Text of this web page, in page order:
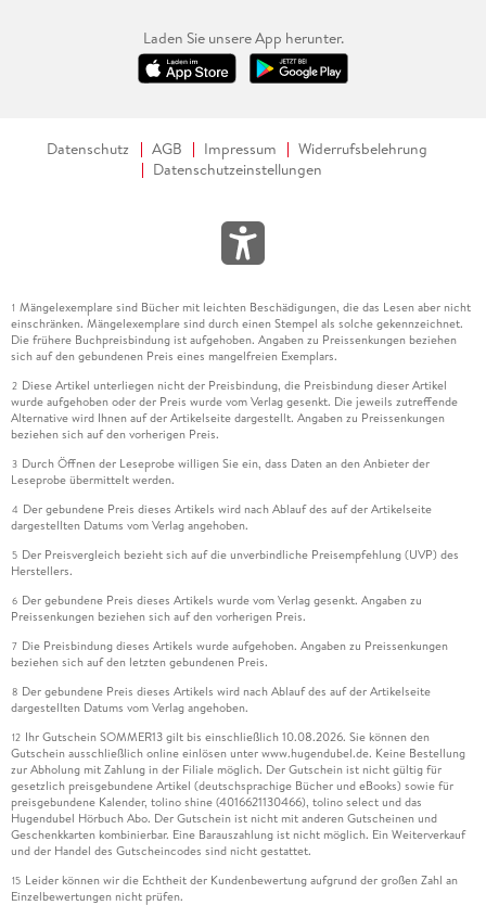
Laden Sie unsere App herunter.
Datenschutz AGB Impressum
Widerrufsbelehrung
Datenschutzeinstellungen
1 Mängelexemplare sind Bücher mit leichten Beschädigungen, die das Lesen aber nicht
einschränken. Mängelexemplare sind durch einen Stempel als solche gekennzeichnet.
Die frühere Buchpreisbindung ist aufgehoben. Angaben zu Preissenkungen beziehen
sich auf den gebundenen Preis eines mangelfreien Exemplars.
2 Diese Artikel unterliegen nicht der Preisbindung, die Preisbindung dieser Artikel
wurde aufgehoben oder der Preis wurde vom Verlag gesenkt. Die jeweils zutreffende
Alternative wird Ihnen auf der Artikelseite dargestellt. Angaben zu Preissenkungen
beziehen sich auf den vorherigen Preis.
3 Durch Öffnen der Leseprobe willigen Sie ein, dass Daten an den Anbieter der
Leseprobe übermittelt werden.
4 Der gebundene Preis dieses Artikels wird nach Ablauf des auf der Artikelseite
dargestellten Datums vom Verlag angehoben.
5 Der Preisvergleich bezieht sich auf die unverbindliche Preisempfehlung (UVP) des
Herstellers.
6 Der gebundene Preis dieses Artikels wurde vom Verlag gesenkt. Angaben zu
Preissenkungen beziehen sich auf den vorherigen Preis.
7 Die Preisbindung dieses Artikels wurde aufgehoben. Angaben zu Preissenkungen
beziehen sich auf den letzten gebundenen Preis.
8 Der gebundene Preis dieses Artikels wird nach Ablauf des auf der Artikelseite
dargestellten Datums vom Verlag angehoben.
12 Ihr Gutschein SOMMER13 gilt bis einschließlich 10.08.2026. Sie können den
Gutschein ausschließlich online einlösen unter www.hugendubel.de. Keine Bestellung
zur Abholung mit Zahlung in der Filiale möglich. Der Gutschein ist nicht gültig für
gesetzlich preisgebundene Artikel (deutschsprachige Bücher und eBooks) sowie für
preisgebundene Kalender, tolino shine (4016621130466), tolino select und das
Hugendubel Hörbuch Abo. Der Gutschein ist nicht mit anderen Gutscheinen und
Geschenkkarten kombinierbar. Eine Barauszahlung ist nicht möglich. Ein Weiterverkauf
und der Handel des Gutscheincodes sind nicht gestattet.
15 Leider können wir die Echtheit der Kundenbewertung aufgrund der großen Zahl an
Einzelbewertungen nicht prüfen.